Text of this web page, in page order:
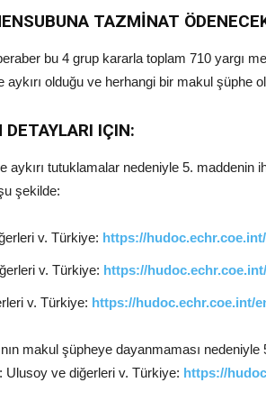
TAZMİNAT
bu 4 grup kararla toplam 710 yargı
aykırı olduğu ve herhangi bir makul şüphe
DETAYLARI IÇIN:
aykırı tutuklamalar nedeniyle 5. maddenin
şekilde:
v. Türkiye: https://
v. Türkiye: https://
v. Türkiye: https://hudoc.echr.coe.int/
makul şüpheye dayanmaması
Ulusoy ve diğerleri v. Türkiye: https://